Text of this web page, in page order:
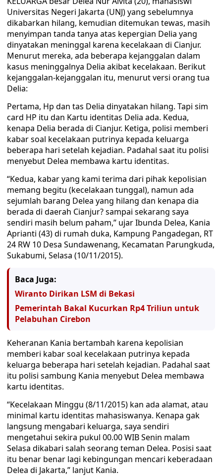
Universitas Negeri Jakarta (UNJ) yang sebelumnya
dikabarkan hilang, kemudian ditemukan tewas, masih
menyimpan tanda tanya atas kepergian Delia yang
dinyatakan meninggal karena kecelakaan di Cianjur.
Menurut mereka, ada beberapa kejanggalan dalam
kasus meninggalnya Delia akibat kecelakaan. Berikut
kejanggalan-kejanggalan itu, menurut versi orang tua
Delia:
Pertama, Hp dan tas Delia dinyatakan hilang. Tapi sim
card HP itu dan Kartu identitas Delia ada. Kedua,
kenapa Delia berada di Cianjur. Ketiga, polisi memberi
kabar soal kecelakaan putrinya kepada keluarga
beberapa hari setelah kejadian. Padahal saat itu polisi
menyebut Delea membawa kartu identitas.
“Kedua, kabar yang kami terima dari pihak kepolisian
memang begitu (kecelakaan tunggal), namun ada
sejumlah barang Delea yang hilang dan kenapa dia
berada di daerah Cianjur? sampai sekarang saya
sendiri masih belum paham,” ujar Ibunda Delea, Kania
Aprianti (43) di rumah duka, Kampung Pangadegan, RT
24 RW 10 Desa Sundawenang, Kecamatan Parungkuda,
Sukabumi, Selasa (10/11/2015).
Baca Juga:
Wiranto Dirikan LSM di Bekasi
Pemerintah Bakal Kucurkan Rp4 Triliun untuk
Pelabuhan Cirebon
Keheranan Kania bertambah karena kepolisian
memberi kabar soal kecelakaan putrinya kepada
keluarga beberapa hari setelah kejadian. Padahal saat
itu polisi sambung Kania menyebut Delea membawa
kartu identitas.
“Kecelakaan Minggu (8/11/2015) kan ada alamat, atau
minimal kartu identitas mahasiswanya. Kenapa gak
langsung mengabari keluarga, saya sendiri
mengetahui sekira pukul 00.00 WIB Senin malam
Selasa dikabari salah seorang teman Delea. Posisi saat
itu benar benar lagi kebingungan mencari keberadaan
Delea di Jakarta,” lanjut Kania.